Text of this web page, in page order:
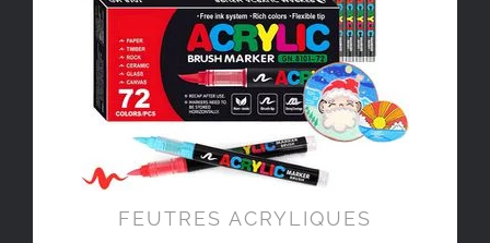
FEUTRES ACRYLIQUES